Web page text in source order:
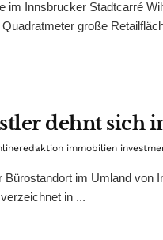
im Innsbrucker Stadtcarré
Quadratmeter große
dehnt sich
immobilien
Bürostandort im Umland von
in ...